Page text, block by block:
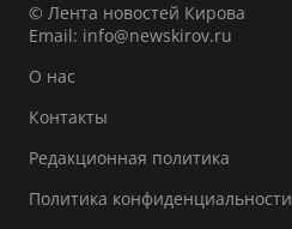
© Лента новостей Кирова
Email: info@newskirov.ru
О нас
Контакты
Редакционная политика
Политика конфиденциальности